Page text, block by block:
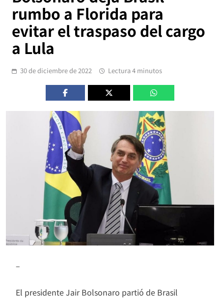
rumbo a Florida para
evitar el traspaso del cargo
a Lula
30 de diciembre de 2022 Lectura 4 minutos
–
El presidente Jair Bolsonaro partió de Brasil